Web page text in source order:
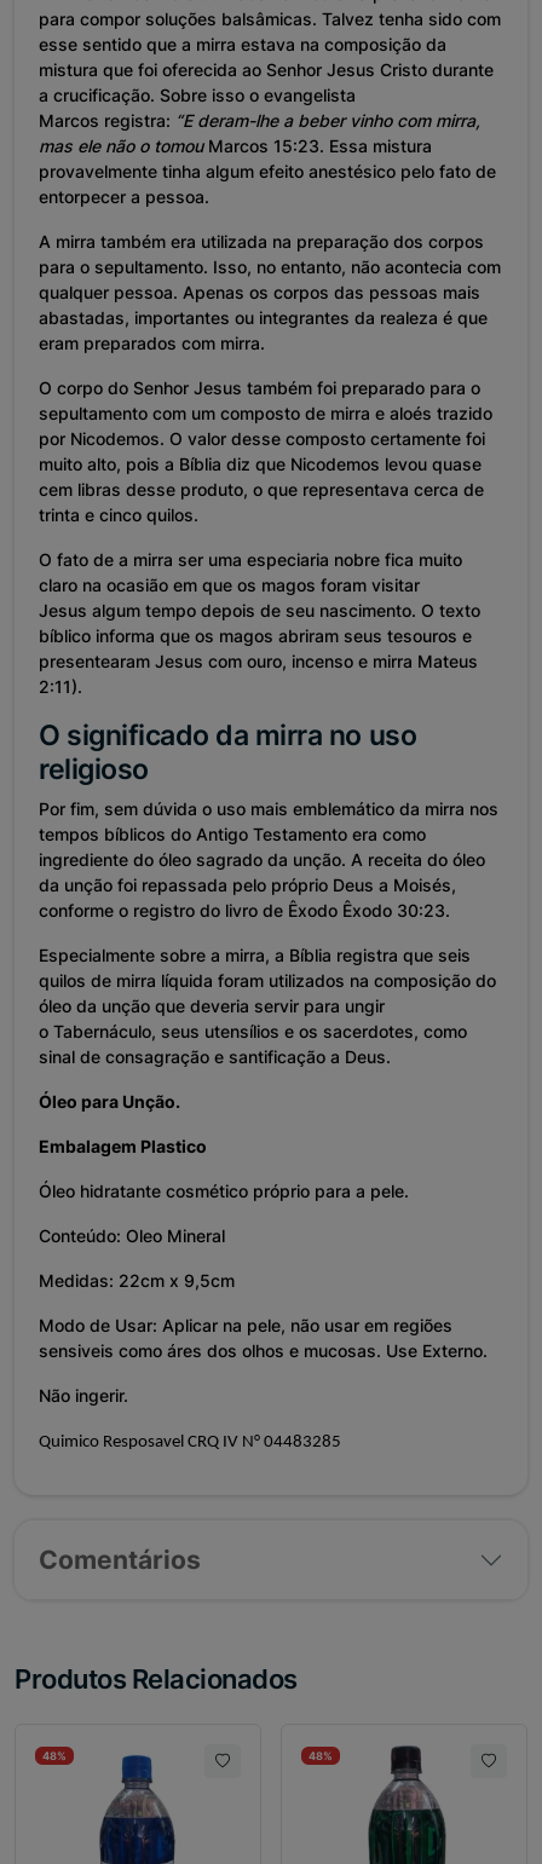
para compor soluções balsâmicas. Talvez tenha sido com
esse sentido que a mirra estava na composição da
mistura que foi oferecida ao Senhor Jesus Cristo durante
a crucificação. Sobre isso o evangelista
Marcos registra: “E deram-lhe a beber vinho com mirra,
mas ele não o tomou Marcos 15:23. Essa mistura
provavelmente tinha algum efeito anestésico pelo fato de
entorpecer a pessoa.
A mirra também era utilizada na preparação dos corpos
para o sepultamento. Isso, no entanto, não acontecia com
qualquer pessoa. Apenas os corpos das pessoas mais
abastadas, importantes ou integrantes da realeza é que
eram preparados com mirra.
O corpo do Senhor Jesus também foi preparado para o
sepultamento com um composto de mirra e aloés trazido
por Nicodemos. O valor desse composto certamente foi
muito alto, pois a Bíblia diz que Nicodemos levou quase
cem libras desse produto, o que representava cerca de
trinta e cinco quilos.
O fato de a mirra ser uma especiaria nobre fica muito
claro na ocasião em que os magos foram visitar
Jesus algum tempo depois de seu nascimento. O texto
bíblico informa que os magos abriram seus tesouros e
presentearam Jesus com ouro, incenso e mirra Mateus
2:11).
O significado da mirra no uso
religioso
Por fim, sem dúvida o uso mais emblemático da mirra nos
tempos bíblicos do Antigo Testamento era como
ingrediente do óleo sagrado da unção. A receita do óleo
da unção foi repassada pelo próprio Deus a Moisés,
conforme o registro do livro de Êxodo Êxodo 30:23.
Especialmente sobre a mirra, a Bíblia registra que seis
quilos de mirra líquida foram utilizados na composição do
óleo da unção que deveria servir para ungir
o Tabernáculo, seus utensílios e os sacerdotes, como
sinal de consagração e santificação a Deus.
Óleo para Unção.
Embalagem Plastico
Óleo hidratante cosmético próprio para a pele.
Conteúdo: Oleo Mineral
Medidas: 22cm x 9,5cm
Modo de Usar: Aplicar na pele, não usar em regiões
sensiveis como áres dos olhos e mucosas. Use Externo.
Não ingerir.
Quimico Resposavel CRQ IV N° 04483285
Comentários
Produtos Relacionados
48% 48%